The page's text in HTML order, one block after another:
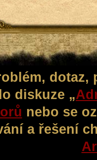
diskuze „
nebo se
a řešení